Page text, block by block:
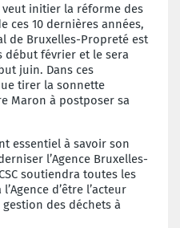
initier la réforme des
ces 10 dernières années,
de Bruxelles-Propreté est
février et le sera
juin. Dans ces
tirer la sonnette
Maron à postposer sa
essentiel à savoir son
l’Agence Bruxelles-
soutiendra toutes les
d’être l’acteur
des déchets à